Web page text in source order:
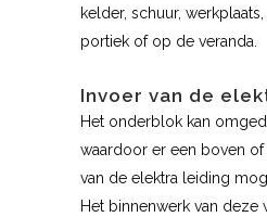
kelder, schuur,
portiek of op de veranda.
Invoer van de
Het onderblok kan
waardoor er een boven
van de elektra leiding
Het binnenwerk van deze